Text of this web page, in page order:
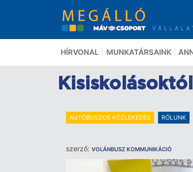
HÍRVONAL MUNKATÁRSAINK
AUTÓBUSZOS KÖZLEKEDÉS RÓLUNK
szerző: VOLÁNBUSZ KOMMUNIKÁCIÓ